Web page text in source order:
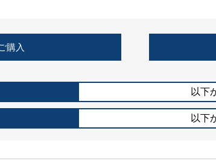
住宅使用部材標準化推進協議会
購入
以下
以下